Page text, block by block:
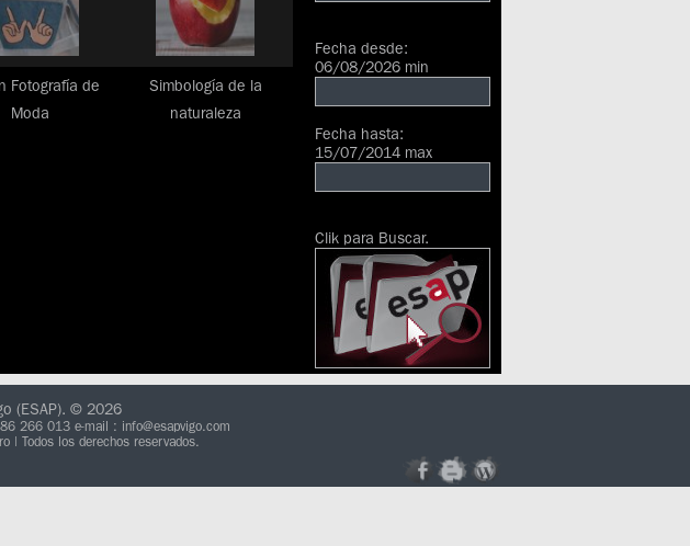
Fotografía de
Moda
Simbología de la
naturaleza
Fecha desde:
06/08/2026 min
Fecha hasta:
15/07/2014 max
Clik para Buscar.
(ESAP). © 2026
266 013 e-mail : info@esapvigo.com
| Todos los derechos reservados.